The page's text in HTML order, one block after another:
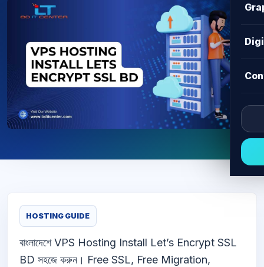
HOSTING GUIDE
বাংলাদেশে VPS Hosting Install Let’s Encrypt SSL
BD সহজে করুন। Free SSL, Free Migration,